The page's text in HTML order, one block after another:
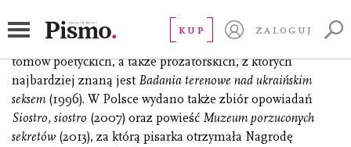
KUP ZALOGUJ
(ur. 1960), ukraińska poetka i eseistka. Jest autorką kilku
tomów poetyckich, a także prozatorskich, z których
najbardziej znaną jest Badania terenowe nad ukraińskim
seksem (1996). W Polsce wydano także zbiór opowiadań
Siostro, siostro (2007) oraz powieść Muzeum porzuconych
sekretów (2013), za którą pisarka otrzymała Nagrodę